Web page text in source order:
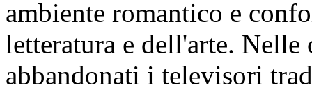
ambiente romantico e
letteratura e dell'arte.
abbandonati i televisori